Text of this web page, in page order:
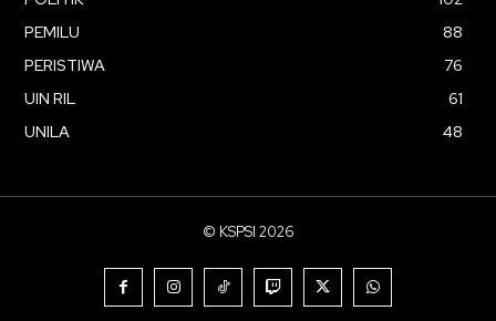
PEMILU
88
PERISTIWA
76
UIN RIL
61
UNILA
48
© KSPSI 2026